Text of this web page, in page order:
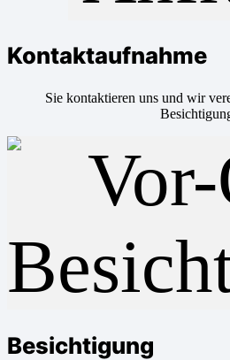
Kontaktaufnahme
Sie kontaktieren uns und wir
Besichtigung